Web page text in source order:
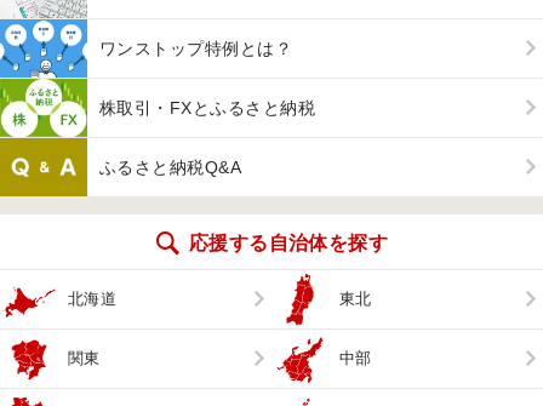
ワンストップ特例とは？
株取引・FXとふるさと納税
ふるさと納税Q&A
応援する自治体を探す
北海道 東北
関東 中部